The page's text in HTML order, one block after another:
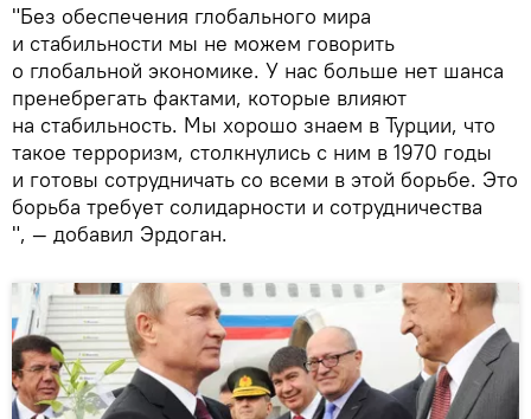
"Без обеспечения глобального мира
и стабильности мы не можем говорить
о глобальной экономике. У нас больше нет шанса
пренебрегать фактами, которые влияют
на стабильность. Мы хорошо знаем в Турции, что
такое терроризм, столкнулись с ним в 1970 годы
и готовы сотрудничать со всеми в этой борьбе. Это
борьба требует солидарности и сотрудничества
", — добавил Эрдоган.